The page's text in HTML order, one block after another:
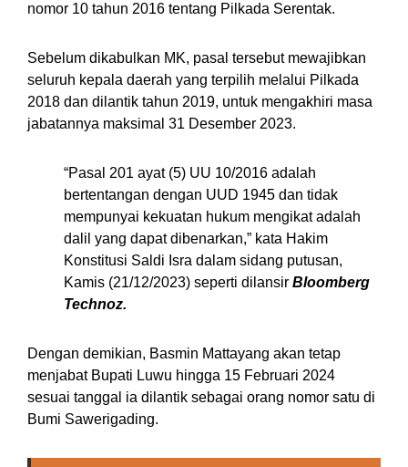
nomor 10 tahun 2016 tentang Pilkada Serentak.
Sebelum dikabulkan MK, pasal tersebut mewajibkan
seluruh kepala daerah yang terpilih melalui Pilkada
2018 dan dilantik tahun 2019, untuk mengakhiri masa
jabatannya maksimal 31 Desember 2023.
“Pasal 201 ayat (5) UU 10/2016 adalah
bertentangan dengan UUD 1945 dan tidak
mempunyai kekuatan hukum mengikat adalah
dalil yang dapat dibenarkan,” kata Hakim
Konstitusi Saldi Isra dalam sidang putusan,
Kamis (21/12/2023) seperti dilansir Bloomberg
Technoz.
Dengan demikian, Basmin Mattayang akan tetap
menjabat Bupati Luwu hingga 15 Februari 2024
sesuai tanggal ia dilantik sebagai orang nomor satu di
Bumi Sawerigading.